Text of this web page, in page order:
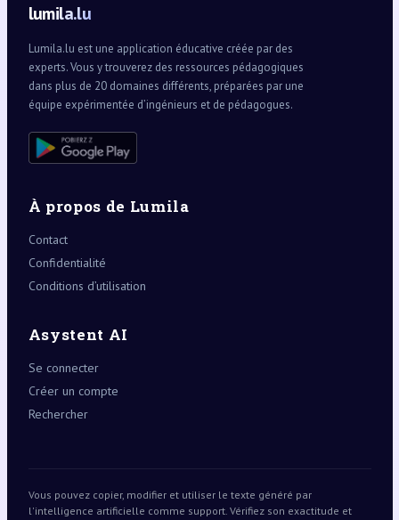
lumila.lu
Lumila.lu est une application éducative créée par des
experts. Vous y trouverez des ressources pédagogiques
dans plus de 20 domaines différents, préparées par une
équipe expérimentée d’ingénieurs et de pédagogues.
À propos de Lumila
Contact
Confidentialité
Conditions d’utilisation
Asystent AI
Se connecter
Créer un compte
Rechercher
Vous pouvez copier, modifier et utiliser le texte généré par
l'intelligence artificielle comme support. Vérifiez son exactitude et